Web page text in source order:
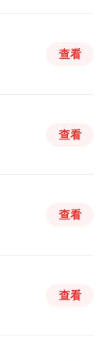
查看
查看
查看
查看